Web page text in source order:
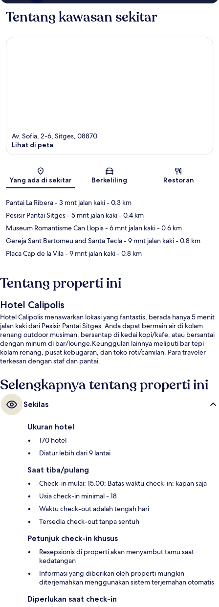
Tentang kawasan sekitar
Peta
Av. Sofia, 2-6, Sitges, 08870
Lihat di peta
Yang ada di sekitar Berkeliling Restoran
Pantai La Ribera- 3 mnt jalan kaki- 0.3 km
Pesisir Pantai Sitges- 5 mnt jalan kaki- 0.4 km
Museum Romantisme Can Llopis- 6 mnt jalan kaki- 0.6 km
Gereja Sant Bartomeu and Santa Tecla- 9 mnt jalan kaki- 0.8 km
Placa Cap de la Vila- 9 mnt jalan kaki- 0.8 km
Tentang properti ini
Hotel Calipolis
Hotel Calipolis menawarkan lokasi yang fantastis, berada hanya 5 menit
jalan kaki dari Pesisir Pantai Sitges. Anda dapat bermain air di kolam
renang outdoor musiman, bersantap di kedai kopi/kafe, atau bersantai
dengan minum di bar/lounge.Keunggulan lainnya meliputi bar tepi
kolam renang, pusat kebugaran, dan toko roti/camilan. Para traveler
terkesan dengan staf dan pantai.
Selengkapnya tentang properti ini
Sekilas
Ukuran hotel
170 hotel
Diatur lebih dari 9 lantai
Saat tiba/pulang
Check-in mulai: 15.00; Batas waktu check-in: kapan saja
Usia check-in minimal - 18
Waktu check-out adalah tengah hari
Tersedia check-out tanpa sentuh
Petunjuk check-in khusus
Resepsionis di properti akan menyambut tamu saat
kedatangan
Informasi yang diberikan oleh properti mungkin
diterjemahkan menggunakan sistem terjemahan otomatis
Diperlukan saat check-in